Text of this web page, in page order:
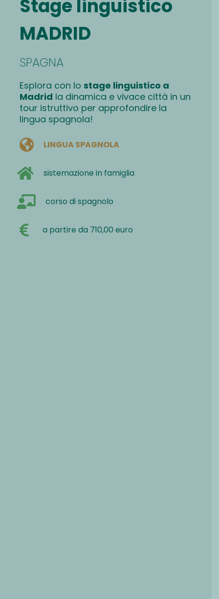
Stage linguistico
MADRID
SPAGNA
Esplora con lo stage linguistico a
Madrid la dinamica e vivace città in un
tour istruttivo per approfondire la
lingua spagnola!
LINGUA SPAGNOLA
sistemazione in famiglia
corso di spagnolo
a partire da 710,00 euro